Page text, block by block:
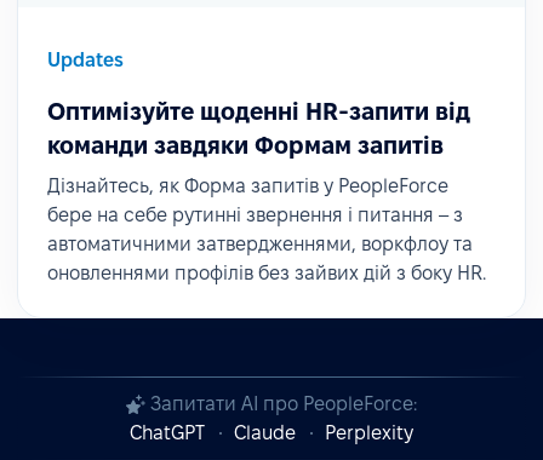
Updates
Оптимізуйте щоденні HR-запити від
команди завдяки Формам запитів
Дізнайтесь, як Форма запитів у PeopleForce
бере на себе рутинні звернення і питання – з
автоматичними затвердженнями, воркфлоу та
оновленнями профілів без зайвих дій з боку HR.
Запитати AI про PeopleForce:
ChatGPT
Claude Perplexity